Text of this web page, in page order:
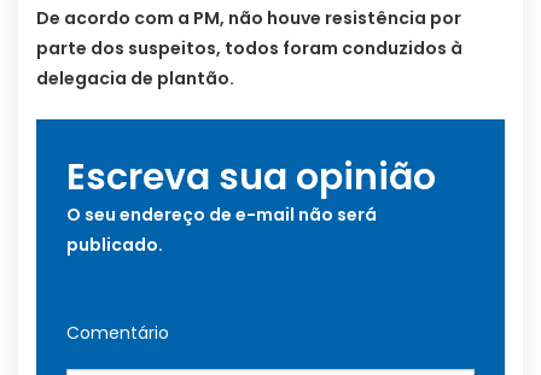
De acordo com a PM, não houve resistência por
parte dos suspeitos, todos foram conduzidos à
delegacia de plantão.
Escreva sua opinião
O seu endereço de e-mail não será
publicado.
Comentário